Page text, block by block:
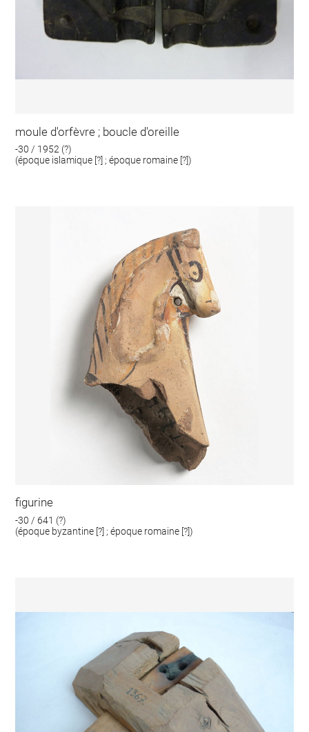
moule d'orfèvre ; boucle d'oreille
-30 / 1952 (?)
(époque islamique [?] ; époque romaine [?])
figurine
-30 / 641 (?)
(époque byzantine [?] ; époque romaine [?])